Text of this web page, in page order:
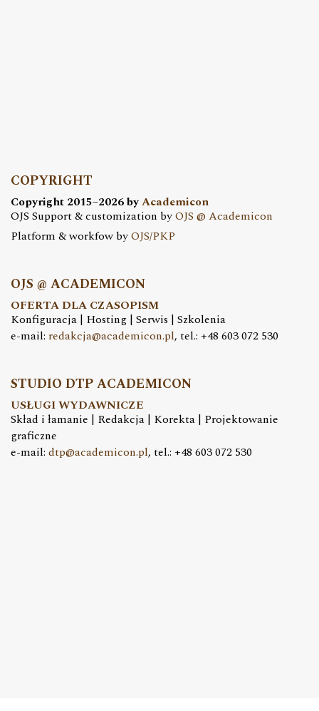
COPYRIGHT
Copyright 2015–2026 byAcademicon
OJS Support & customization byOJS @ Academicon
Platform & workfow byOJS/PKP
OJS @ ACADEMICON
OFERTA DLA CZASOPISM
Konfiguracja | Hosting | Serwis | Szkolenia
e-mail: redakcja@academicon.pl, tel.: +48 603 072 530
STUDIO DTP ACADEMICON
USŁUGI WYDAWNICZE
Skład i łamanie | Redakcja | Korekta | Projektowanie
graficzne
e-mail: dtp@academicon.pl, tel.: +48 603 072 530